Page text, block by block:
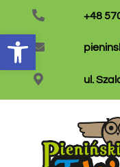
Otwórz
+48
ul.